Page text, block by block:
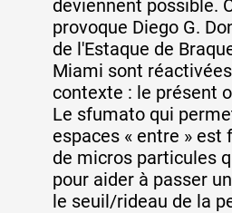
deviennent possible.
provoque Diego G.
de l'Estaque de
Miami sont
contexte : le présent
Le sfumato qui
espaces « entre »
de micros particules
pour aider à passer
le seuil/rideau de la